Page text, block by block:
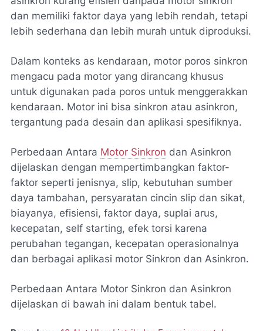
dan memiliki faktor daya yang lebih rendah, tetapi
lebih sederhana dan lebih murah untuk diproduksi.
Dalam konteks as kendaraan, motor poros sinkron
mengacu pada motor yang dirancang khusus
untuk digunakan pada poros untuk menggerakkan
kendaraan. Motor ini bisa sinkron atau asinkron,
tergantung pada desain dan aplikasi spesifiknya.
Perbedaan Antara Motor Sinkron dan Asinkron
dijelaskan dengan mempertimbangkan faktor-
faktor seperti jenisnya, slip, kebutuhan sumber
daya tambahan, persyaratan cincin slip dan sikat,
biayanya, efisiensi, faktor daya, suplai arus,
kecepatan, self starting, efek torsi karena
perubahan tegangan, kecepatan operasionalnya
dan berbagai aplikasi motor Sinkron dan Asinkron.
Perbedaan Antara Motor Sinkron dan Asinkron
dijelaskan di bawah ini dalam bentuk tabel.